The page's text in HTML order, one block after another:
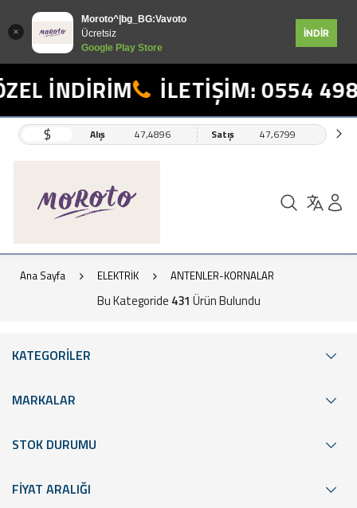
Moroto^|bg_BG:Vavoto
Ücretsiz
Google Play Store
İNDİR
İLETİŞİM: 0554 498 19
$ Alış 47,4896 Satış 47,6799
Ana Sayfa ELEKTRİK ANTENLER-KORNALAR
Bu Kategoride 431 Ürün Bulundu
KATEGORİLER
MARKALAR
STOK DURUMU
FİYAT ARALIĞI